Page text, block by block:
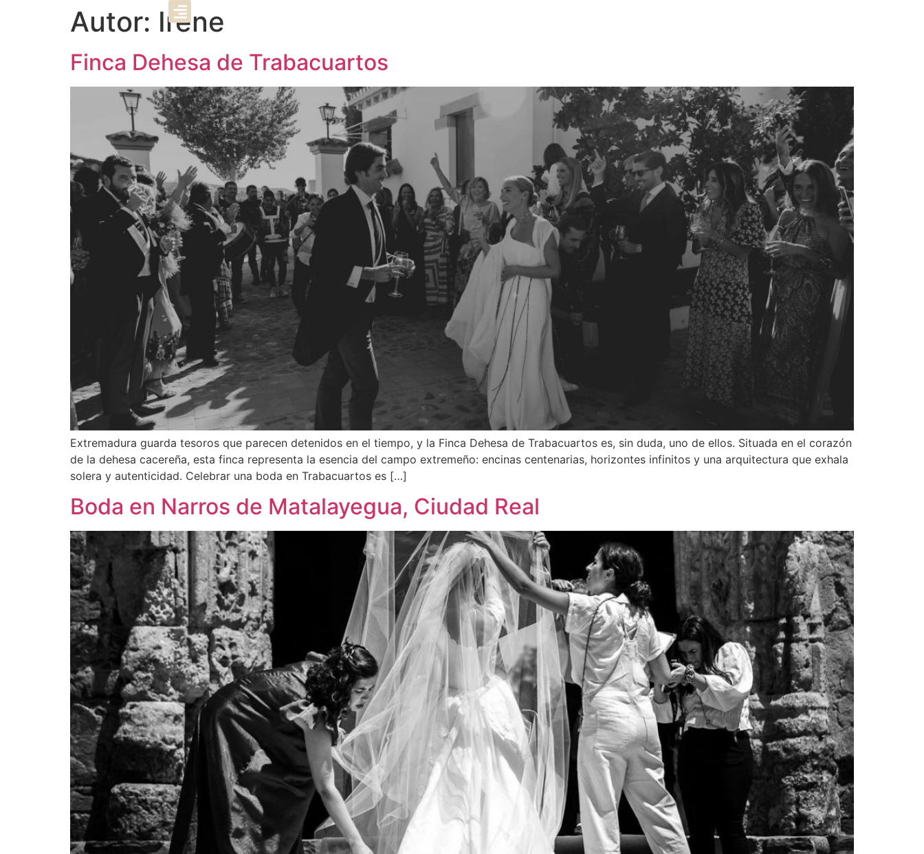
Autor: Irene
Finca Dehesa de Trabacuartos
Extremadura guarda tesoros que parecen detenidos en el tiempo, y la Finca Dehesa de Trabacuartos es, sin duda, uno de ellos. Situada en el corazón
de la dehesa cacereña, esta finca representa la esencia del campo extremeño: encinas centenarias, horizontes infinitos y una arquitectura que exhala
solera y autenticidad. Celebrar una boda en Trabacuartos es […]
Boda en Narros de Matalayegua, Ciudad Real